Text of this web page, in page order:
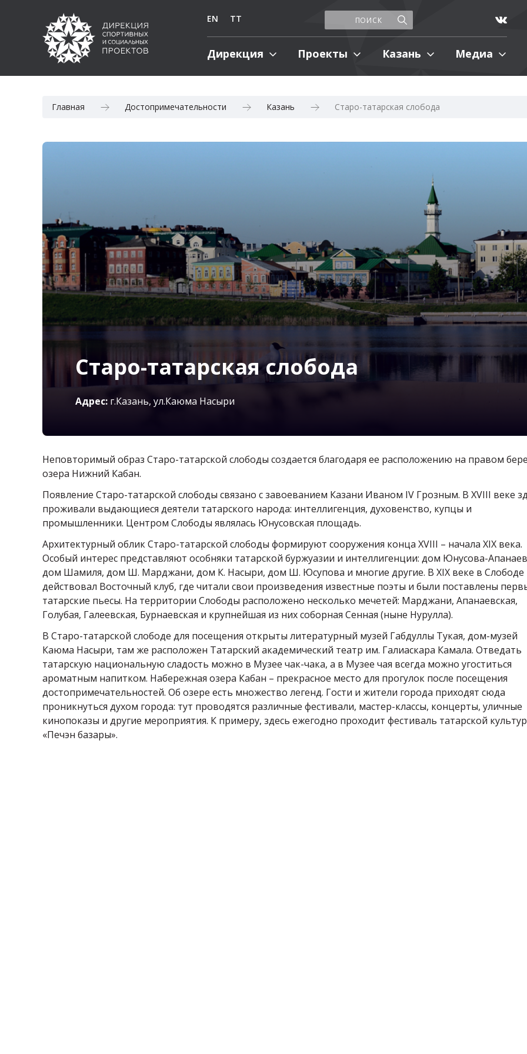
EN TT
Дирекция Проекты Казань Медиа
Главная Достопримечательноcти Казань Старо-татарская слобода
Старо-татарская слобода
Адрес:г.Казань, ул.Каюма Насыри
Неповторимый образ Старо-татарской слободы создается благодаря ее расположению на правом
озера Нижний Кабан.
Появление Старо-татарской слободы связано с завоеванием Казани Иваном IV Грозным. В XVIII веке
проживали выдающиеся деятели татарского народа: интеллигенция, духовенство, купцы и
промышленники. Центром Слободы являлась Юнусовская площадь.
Архитектурный облик Старо-татарской слободы формируют сооружения конца XVIII – начала XIX века.
Особый интерес представляют особняки татарской буржуазии и интеллигенции: дом Юнусова-
дом Шамиля, дом Ш. Марджани, дом К. Насыри, дом Ш. Юсупова и многие другие. В XIX веке в Слободе
действовал Восточный клуб, где читали свои произведения известные поэты и были поставлены
татарские пьесы. На территории Слободы расположено несколько мечетей: Марджани, Апанаевская,
Голубая, Галеевская, Бурнаевская и крупнейшая из них соборная Сенная (ныне Нурулла).
В Старо-татарской слободе для посещения открыты литературный музей Габдуллы Тукая, дом-музей
Каюма Насыри, там же расположен Татарский академический театр им. Галиаскара Камала. Отведать
татарскую национальную сладость можно в Музее чак-чака, а в Музее чая всегда можно угоститься
ароматным напитком. Набережная озера Кабан – прекрасное место для прогулок после посещения
достопримечательностей. Об озере есть множество легенд. Гости и жители города приходят сюда
проникнуться духом города: тут проводятся различные фестивали, мастер-классы, концерты, уличные
кинопоказы и другие мероприятия. К примеру, здесь ежегодно проходит фестиваль татарской
«Печэн базары».